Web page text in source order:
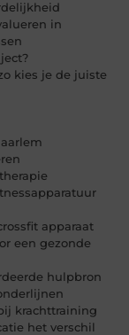
in
kies je de juiste
apparaat
een gezonde
hulpbron
krachttraining
het verschil